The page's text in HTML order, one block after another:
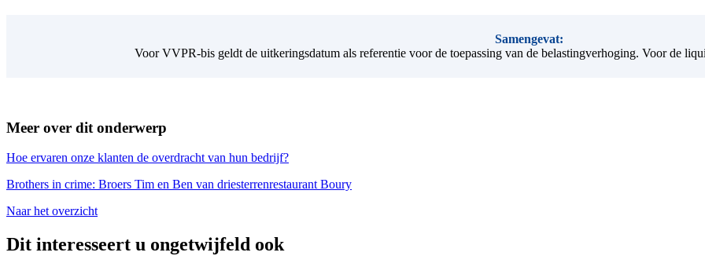
Samengevat:
Voor VVPR-bis geldt de uitkeringsdatum als referentie voor de toepassing van de belastingverhoging. Voor de
Meer over dit onderwerp
Hoe ervaren onze klanten de overdracht van hun bedrijf?
Brothers in crime: Broers Tim en Ben van driesterrenrestaurant Boury
Naar het overzicht
Dit interesseert u ongetwijfeld ook